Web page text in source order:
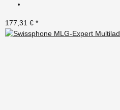
177,31 € *